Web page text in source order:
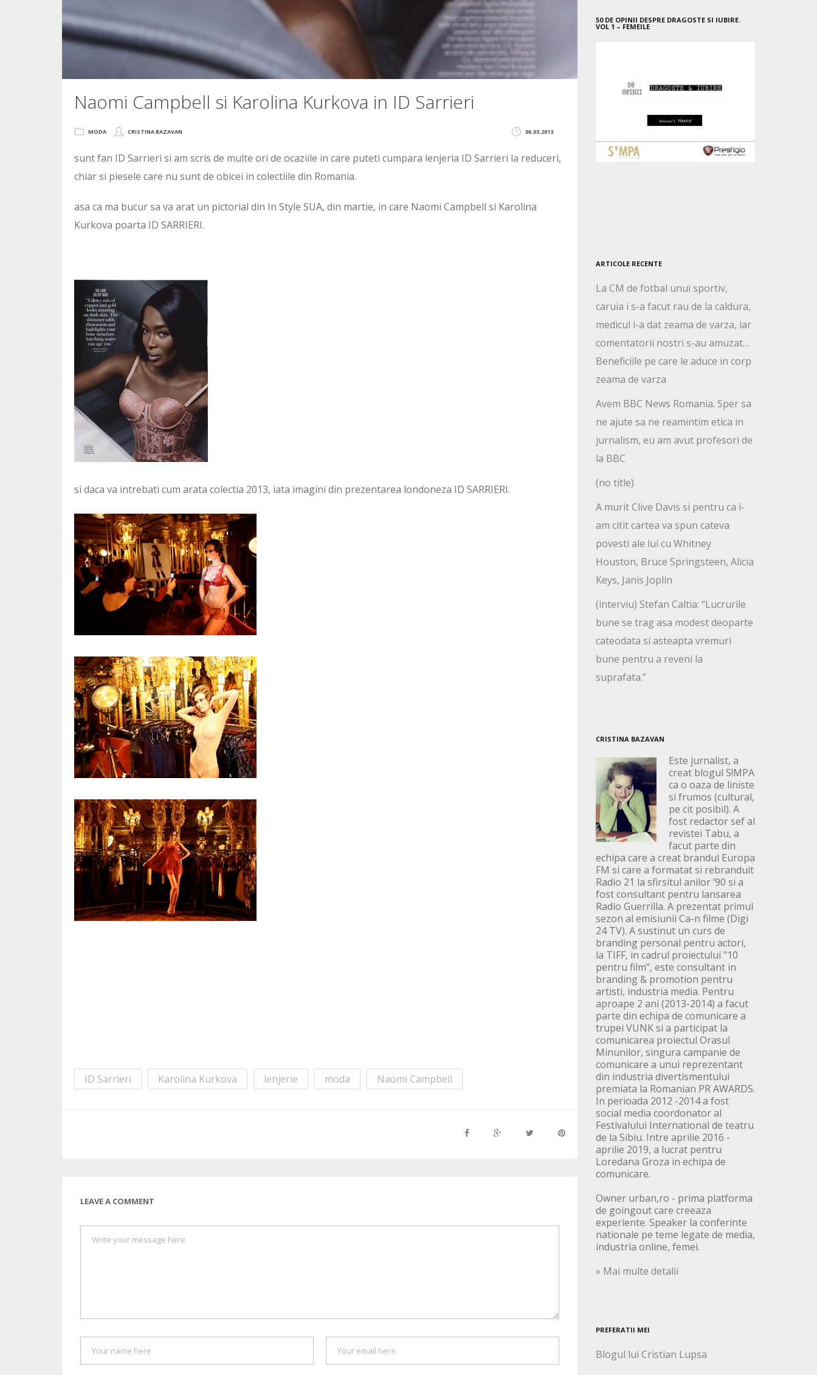
Naomi Campbell si Karolina Kurkova in ID Sarrieri
06.03.2013
MODA CRISTINA BAZAVAN
sunt fan ID Sarrieri si am scris de multe ori de ocaziile in care puteti cumpara lenjeria ID Sarrieri la reduceri,
chiar si piesele care nu sunt de obicei in colectiile din Romania.
asa ca ma bucur sa va arat un pictorial din In Style SUA, din martie, in care Naomi Campbell si Karolina
Kurkova poarta ID SARRIERI.
si daca va intrebati cum arata colectia 2013, iata imagini din prezentarea londoneza ID SARRIERI.
ID Sarrieri Karolina Kurkova lenjerie moda Naomi Campbell
LEAVE A COMMENT
50 DE OPINII DESPRE DRAGOSTE SI IUBIRE.
VOL 1 – FEMEILE
ARTICOLE RECENTE
La CM de fotbal unui sportiv,
caruia i s-a facut rau de la caldura,
medicul i-a dat zeama de varza, iar
comentatorii nostri s-au amuzat…
Beneficiile pe care le aduce in corp
zeama de varza
Avem BBC News Romania. Sper sa
ne ajute sa ne reamintim etica in
jurnalism, eu am avut profesori de
la BBC
(no title)
A murit Clive Davis si pentru ca i-
am citit cartea va spun cateva
povesti ale lui cu Whitney
Houston, Bruce Springsteen, Alicia
Keys, Janis Joplin
(interviu) Stefan Caltia: “Lucrurile
bune se trag asa modest deoparte
cateodata si asteapta vremuri
bune pentru a reveni la
suprafata.”
CRISTINA BAZAVAN
Este jurnalist, a
creat blogul S!MPA
ca o oaza de liniste
si frumos (cultural,
pe cit posibil). A
fost redactor sef al
revistei Tabu, a
facut parte din
echipa care a creat brandul Europa
FM si care a formatat si rebranduit
Radio 21 la sfirsitul anilor ‘90 si a
fost consultant pentru lansarea
Radio Guerrilla. A prezentat primul
sezon al emisiunii Ca-n filme (Digi
24 TV). A sustinut un curs de
branding personal pentru actori,
la TIFF, in cadrul proiectului "10
pentru film", este consultant in
branding & promotion pentru
artisti, industria media. Pentru
aproape 2 ani (2013-2014) a facut
parte din echipa de comunicare a
trupei VUNK si a participat la
comunicarea proiectul Orasul
Minunilor, singura campanie de
comunicare a unui reprezentant
din industria divertismentului
premiata la Romanian PR AWARDS.
In perioada 2012 -2014 a fost
social media coordonator al
Festivalului International de teatru
de la Sibiu. Intre aprilie 2016 -
aprilie 2019, a lucrat pentru
Loredana Groza in echipa de
comunicare.
Owner urban,ro - prima platforma
de goingout care creeaza
experiente. Speaker la conferinte
nationale pe teme legate de media,
industria online, femei.
» Mai multe detalii
PREFERATII MEI
Blogul lui Cristian Lupsa